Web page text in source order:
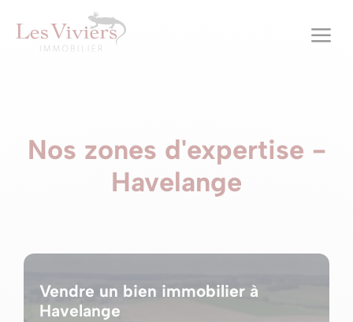
a
Nos zones d'expertise -
Havelange
Vendre un bien immobilier à
Havelange